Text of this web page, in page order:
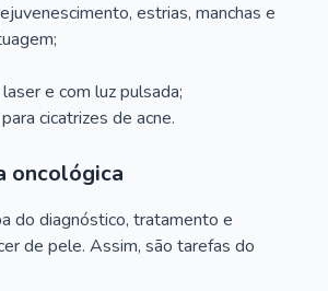
estrias, manchas e
e com luz pulsada;
cicatrizes de acne.
oncológica
do diagnóstico, tratamento e
de pele. Assim, são tarefas do